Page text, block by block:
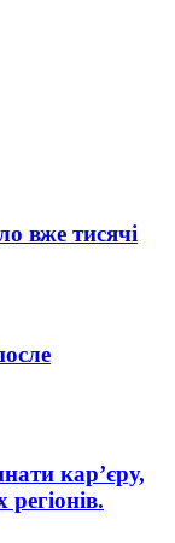
вже тисячі
кар’єру,